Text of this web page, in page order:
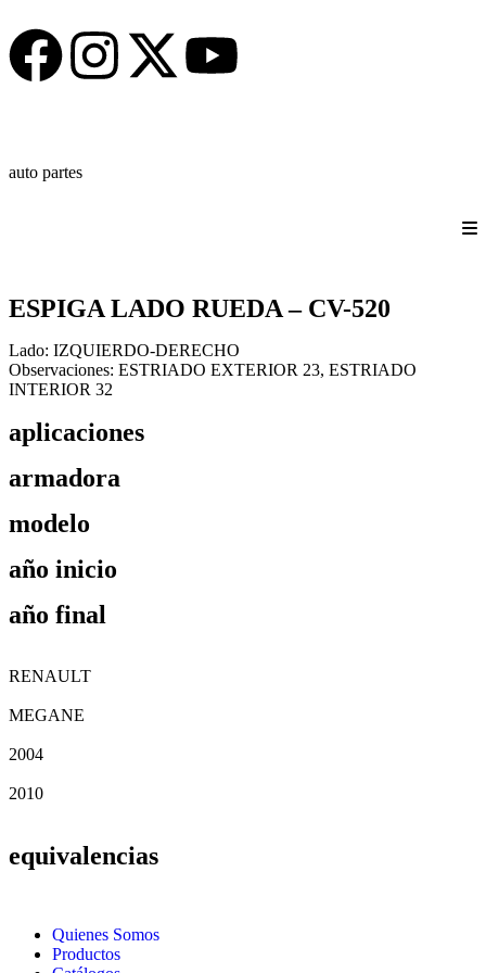
auto partes
ESPIGA LADO RUEDA – CV-520
Lado: IZQUIERDO-DERECHO
Observaciones: ESTRIADO EXTERIOR 23, ESTRIADO
INTERIOR 32
aplicaciones
armadora
modelo
año inicio
año final
RENAULT
MEGANE
2004
2010
equivalencias
Quienes Somos
Productos